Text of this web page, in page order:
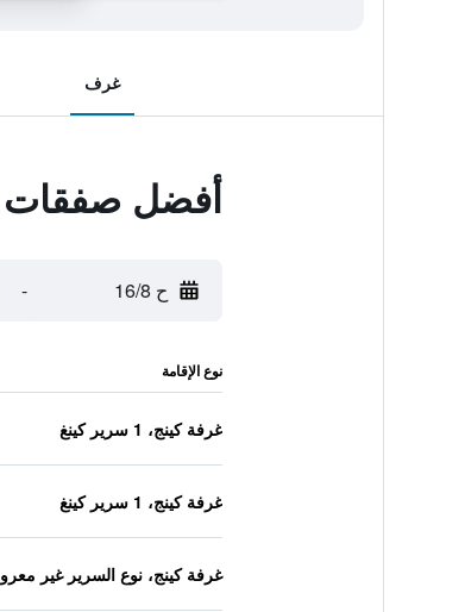
غرف
أفضل صفقات
ح 16/8 -
نوع الإقامة
غرفة كينج، 1 سرير كينغ
غرفة كينج، 1 سرير كينغ
غرفة كينج، نوع السرير غير